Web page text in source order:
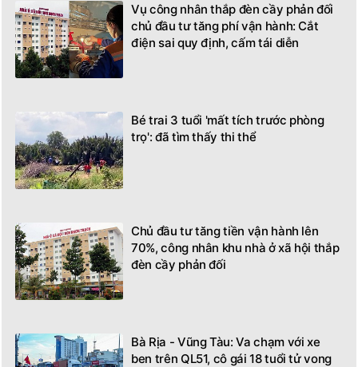
Vụ công nhân thắp đèn cầy phản đối
chủ đầu tư tăng phí vận hành: Cắt
điện sai quy định, cấm tái diễn
Bé trai 3 tuổi 'mất tích trước phòng
trọ': đã tìm thấy thi thể
Chủ đầu tư tăng tiền vận hành lên
70%, công nhân khu nhà ở xã hội thắp
đèn cầy phản đối
Bà Rịa - Vũng Tàu: Va chạm với xe
ben trên QL51, cô gái 18 tuổi tử vong